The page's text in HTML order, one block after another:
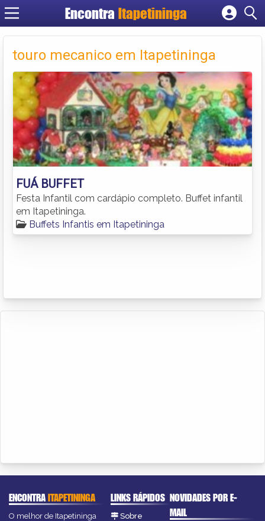
Encontra Itapetininga
Cadastrar empresa
Criar conta
touro mecanico em Itapetininga
FUÁ BUFFET
Festa Infantil com cardápio completo. Buffet infantil
em Itapetininga.
Buffets Infantis em Itapetininga
ENCONTRAITAPETININGA
O melhor de Itapetininga
LINKS RÁPIDOS
Sobre
NOVIDADES POR E-
MAIL